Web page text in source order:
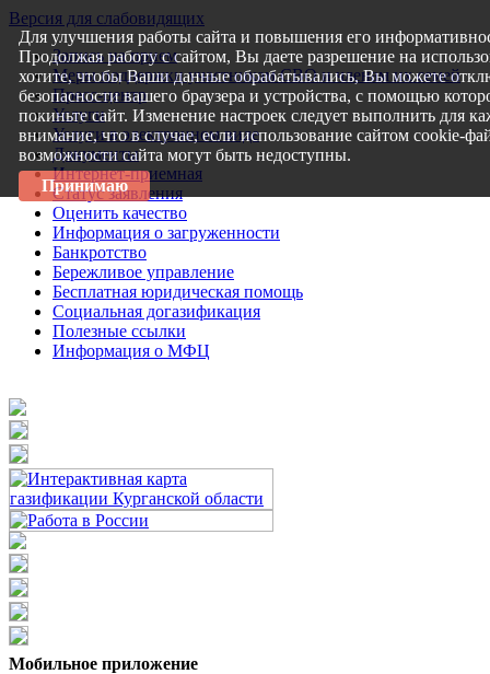
Версия для слабовидящих
Запись на прием
Меры поддержки участникам СВО и членам их семей
Пресс-центр
Услуги
Услуги в электронном виде
Документы
Интернет-приемная
Статус заявления
Оценить качество
Информация о загруженности
Банкротство
Бережливое управление
Бесплатная юридическая помощь
Социальная догазификация
Полезные ссылки
Информация о МФЦ
Мобильное приложение
Для улучшения работы сайта и повышения его
Продолжая работу с сайтом, Вы даете разрешение на
хотите, чтобы Ваши данные обрабатывались, Вы можете
безопасности вашего браузера и устройства, с помощью
покиньте сайт. Изменение настроек следует выполнить для
внимание, что в случае, если использование сайтом cookie-
возможности сайта могут быть недоступны.
Принимаю